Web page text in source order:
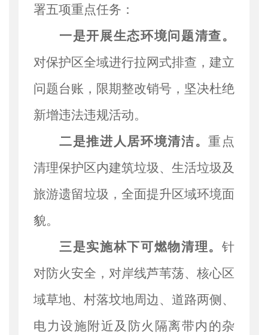
署五项重点任务：
一是开展生态环境问题清查。
对保护区全域进行拉网式排查，建立
问题台账，限期整改销号，坚决杜绝
新增违法违规活动。
二是推进人居环境清洁。重点
清理保护区内建筑垃圾、生活垃圾及
旅游遗留垃圾，全面提升区域环境面
貌。
三是实施林下可燃物清理。 针
对防火安全，对岸线芦苇荡、核心区
域草地、村落坟地周边、道路两侧、
电力设施附近及防火隔离带内的杂